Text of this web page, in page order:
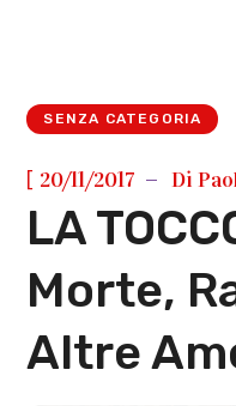
SENZA CATEGORIA
[ 20/11/2017 Di
LA
Morte,
Altre